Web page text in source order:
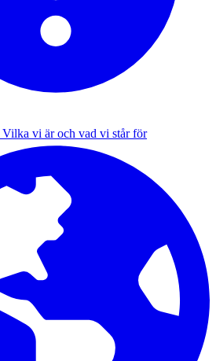
Vilka vi är och vad vi står för